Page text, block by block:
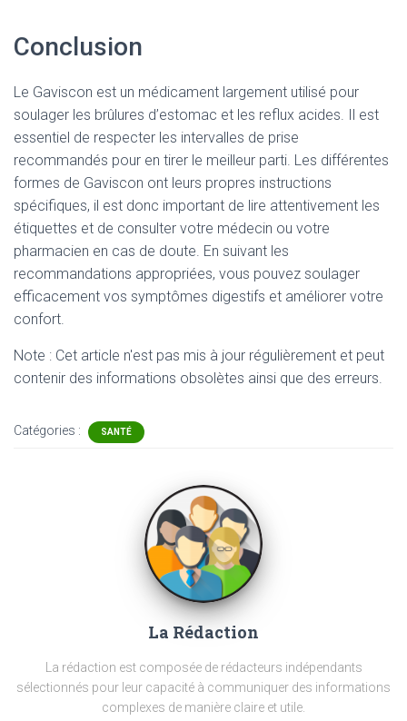
Conclusion
Le Gaviscon est un médicament largement utilisé pour
soulager les brûlures d’estomac et les reflux acides. Il est
essentiel de respecter les intervalles de prise
recommandés pour en tirer le meilleur parti. Les différentes
formes de Gaviscon ont leurs propres instructions
spécifiques, il est donc important de lire attentivement les
étiquettes et de consulter votre médecin ou votre
pharmacien en cas de doute. En suivant les
recommandations appropriées, vous pouvez soulager
efficacement vos symptômes digestifs et améliorer votre
confort.
Note : Cet article n'est pas mis à jour régulièrement et peut
contenir des informations obsolètes ainsi que des erreurs.
Catégories : SANTÉ
La Rédaction
La rédaction est composée de rédacteurs indépendants
sélectionnés pour leur capacité à communiquer des informations
complexes de manière claire et utile.